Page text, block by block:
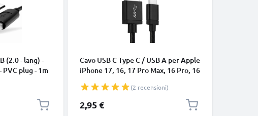
(2.0 - lang) -
PVC plug - 1m
Cavo USB C Type C / USB A per Apple
iPhone 17, 16, 17 Pro Max, 16 Pro, 16
Samsung Galaxy S25 Ultra, S25
Google Pixel 10, 9a, 10 Pro, 10 Pro
XL Xiaomi 15 Ultra, Redmi Note 14
(2 recensioni)
2,95 €